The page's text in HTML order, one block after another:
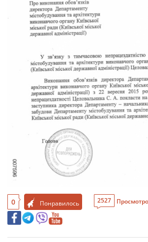
0 Понравилось 2527